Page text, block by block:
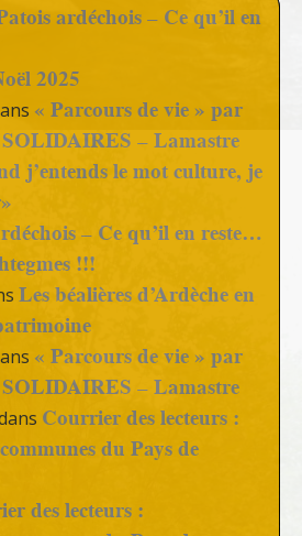
ardéchois – Ce qu’il en
2025
« Parcours de vie » par
– Lamastre
j’entends le mot culture, je
– Ce qu’il en reste…
!!!
Les béalières d’Ardèche en
« Parcours de vie » par
– Lamastre
Courrier des lecteurs :
du Pays de
des lecteurs :